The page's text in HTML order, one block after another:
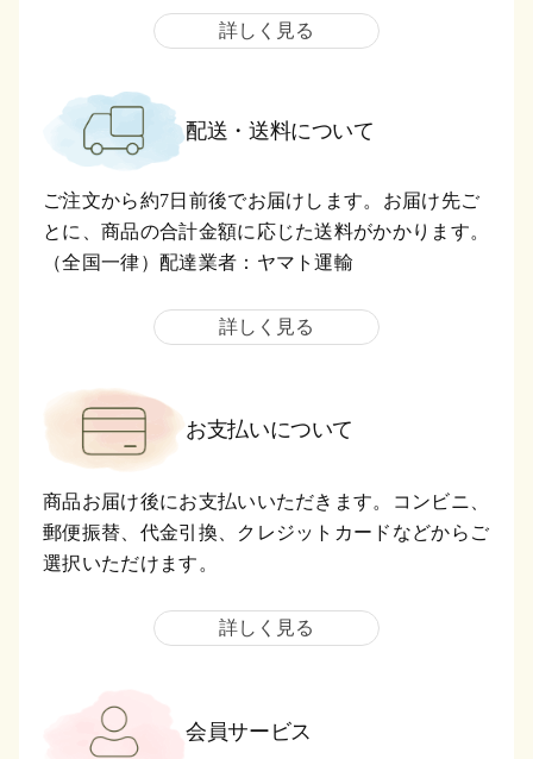
詳しく見る
配送・送料について
ご注文から約7日前後でお届けします。お届け先ご
とに、商品の合計金額に応じた送料がかかります。
（全国一律）配達業者：ヤマト運輸
詳しく見る
お支払いについて
商品お届け後にお支払いいただきます。コンビニ、
郵便振替、代金引換、クレジットカードなどからご
選択いただけます。
詳しく見る
会員サービス